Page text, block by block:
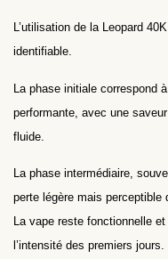
L’utilisation de la Leopard
identifiable.
La phase initiale correspond
performante, avec une
fluide.
La phase intermédiaire,
perte légère mais perceptible
La vape reste fonctionnelle
l’intensité des premiers jours.